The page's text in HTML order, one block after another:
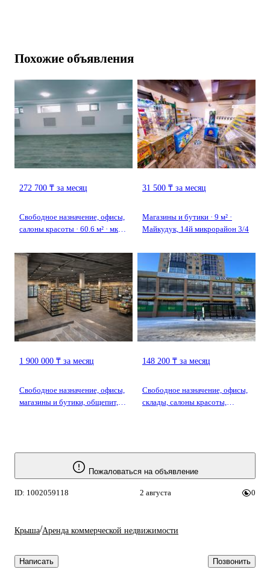
Похожие объявления
272 700 ₸ за месяц
Свободное назначение, офисы,
салоны красоты · 60.6 м² · мкр
Возле автовокзала
31 500 ₸ за месяц
Магазины и бутики · 9 м² ·
Майкудук, 14й микрорайон 3/4
1 900 000 ₸ за месяц
Свободное назначение, офисы,
магазины и бутики, общепит,
148 200 ₸ за месяц
Свободное назначение, офисы,
склады, салоны красоты,
Пожаловаться на объявление
ID: 1002059118 2 августа 0
Крыша/Аренда коммерческой недвижимости
Написать Позвонить